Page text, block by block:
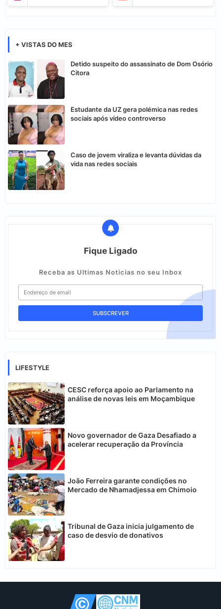
+ VISTAS DO MES
Detido suspeito do assassinato de Dom Osório
Citora
Estudante da UZ gera polémica nas redes
sociais após vídeo controverso
Caso de jovem viraliza e levanta dúvidas da
vida nas redes sociais
Fique Ligado
Receba as Ultimas Noticias no seu Inbox
LIFESTYLE
CESC reforça apoio ao Parlamento na
análise de novas leis em Moçambique
Novo governador de Gaza Desafiado a
acelerar recuperação da Província
João Ferreira garante condições no
Mercado de Nhamadjessa em Chimoio
Tribunal de Gaza inicia julgamento de
caso de desvio de donativos